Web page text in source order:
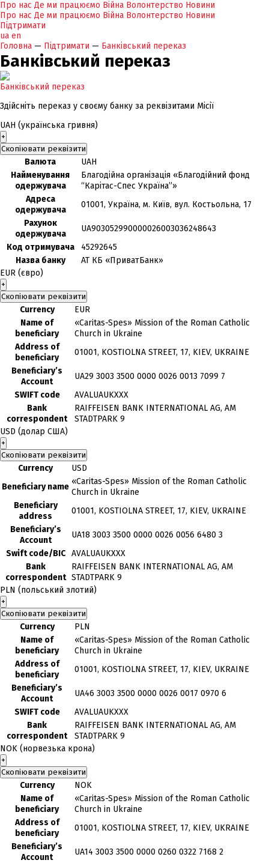
Про нас Де ми працюємо Війна Волонтерство Новини
Про нас Де ми працюємо Війна Волонтерство Новини
Підтримати
ua en
Головна — Підтримати — Банківський переказ
Банківський переказ
Банківський переказ
Здійсніть переказ у своєму банку за реквізитами Місії
UAH (українська гривня)
+
Скопіювати реквізити
Валюта
UAH
Найменування
одержувача
Благодійна організація «Благодійний фонд
“Карітас-Спес Україна”»
Адреса
одержувача
01001, Україна, м. Київ, вул. Костьольна, 17
Рахунок
одержувача
UA903052990000026003036248643
Код отримувача
45292645
Назва банку
АТ КБ «ПриватБанк»
EUR (євро)
+
Скопіювати реквізити
Currency
EUR
Name of
beneficiary
«Caritas-Spes» Mission of the Roman Catholic
Church in Ukraine
Address of
beneficiary
01001, KOSTIOLNA STREET, 17, KIEV, UKRAINE
Beneficiary’s
Account
UA29 3003 3500 0000 0026 0013 7099 7
SWIFT code
AVALUAUKXXX
Bank
correspondent
RAIFFEISEN BANK INTERNATIONAL AG, AM
STADTPARK 9
USD (долар США)
+
Скопіювати реквізити
Currency
USD
Beneficiary name
«Caritas-Spes» Mission of the Roman Catholic
Church in Ukraine
Beneficiary
address
01001, KOSTIOLNA STREET, 17, KIEV, UKRAINE
Beneficiary’s
Account
UA18 3003 3500 0000 0026 0056 6480 3
Swift code/BIC
AVALUAUKXXX
Bank
correspondent
RAIFFEISEN BANK INTERNATIONAL AG, AM
STADTPARK 9
PLN (польський злотий)
+
Скопіювати реквізити
Currency
PLN
Name of
beneficiary
«Caritas-Spes» Mission of the Roman Catholic
Church in Ukraine
Address of
beneficiary
01001, KOSTIOLNA STREET, 17, KIEV, UKRAINE
Beneficiary’s
Account
UA46 3003 3500 0000 0026 0017 0970 6
SWIFT code
AVALUAUKXXX
Bank
correspondent
RAIFFEISEN BANK INTERNATIONAL AG, AM
STADTPARK 9
NOK (норвезька крона)
+
Скопіювати реквізити
Currency
NOK
Name of
beneficiary
«Caritas-Spes» Mission of the Roman Catholic
Church in Ukraine
Address of
beneficiary
01001, KOSTIOLNA STREET, 17, KIEV, UKRAINE
Beneficiary’s
Account
UA14 3003 3500 0000 0260 0322 7168 2